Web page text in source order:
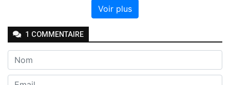
Voir plus
1 COMMENTAIRE